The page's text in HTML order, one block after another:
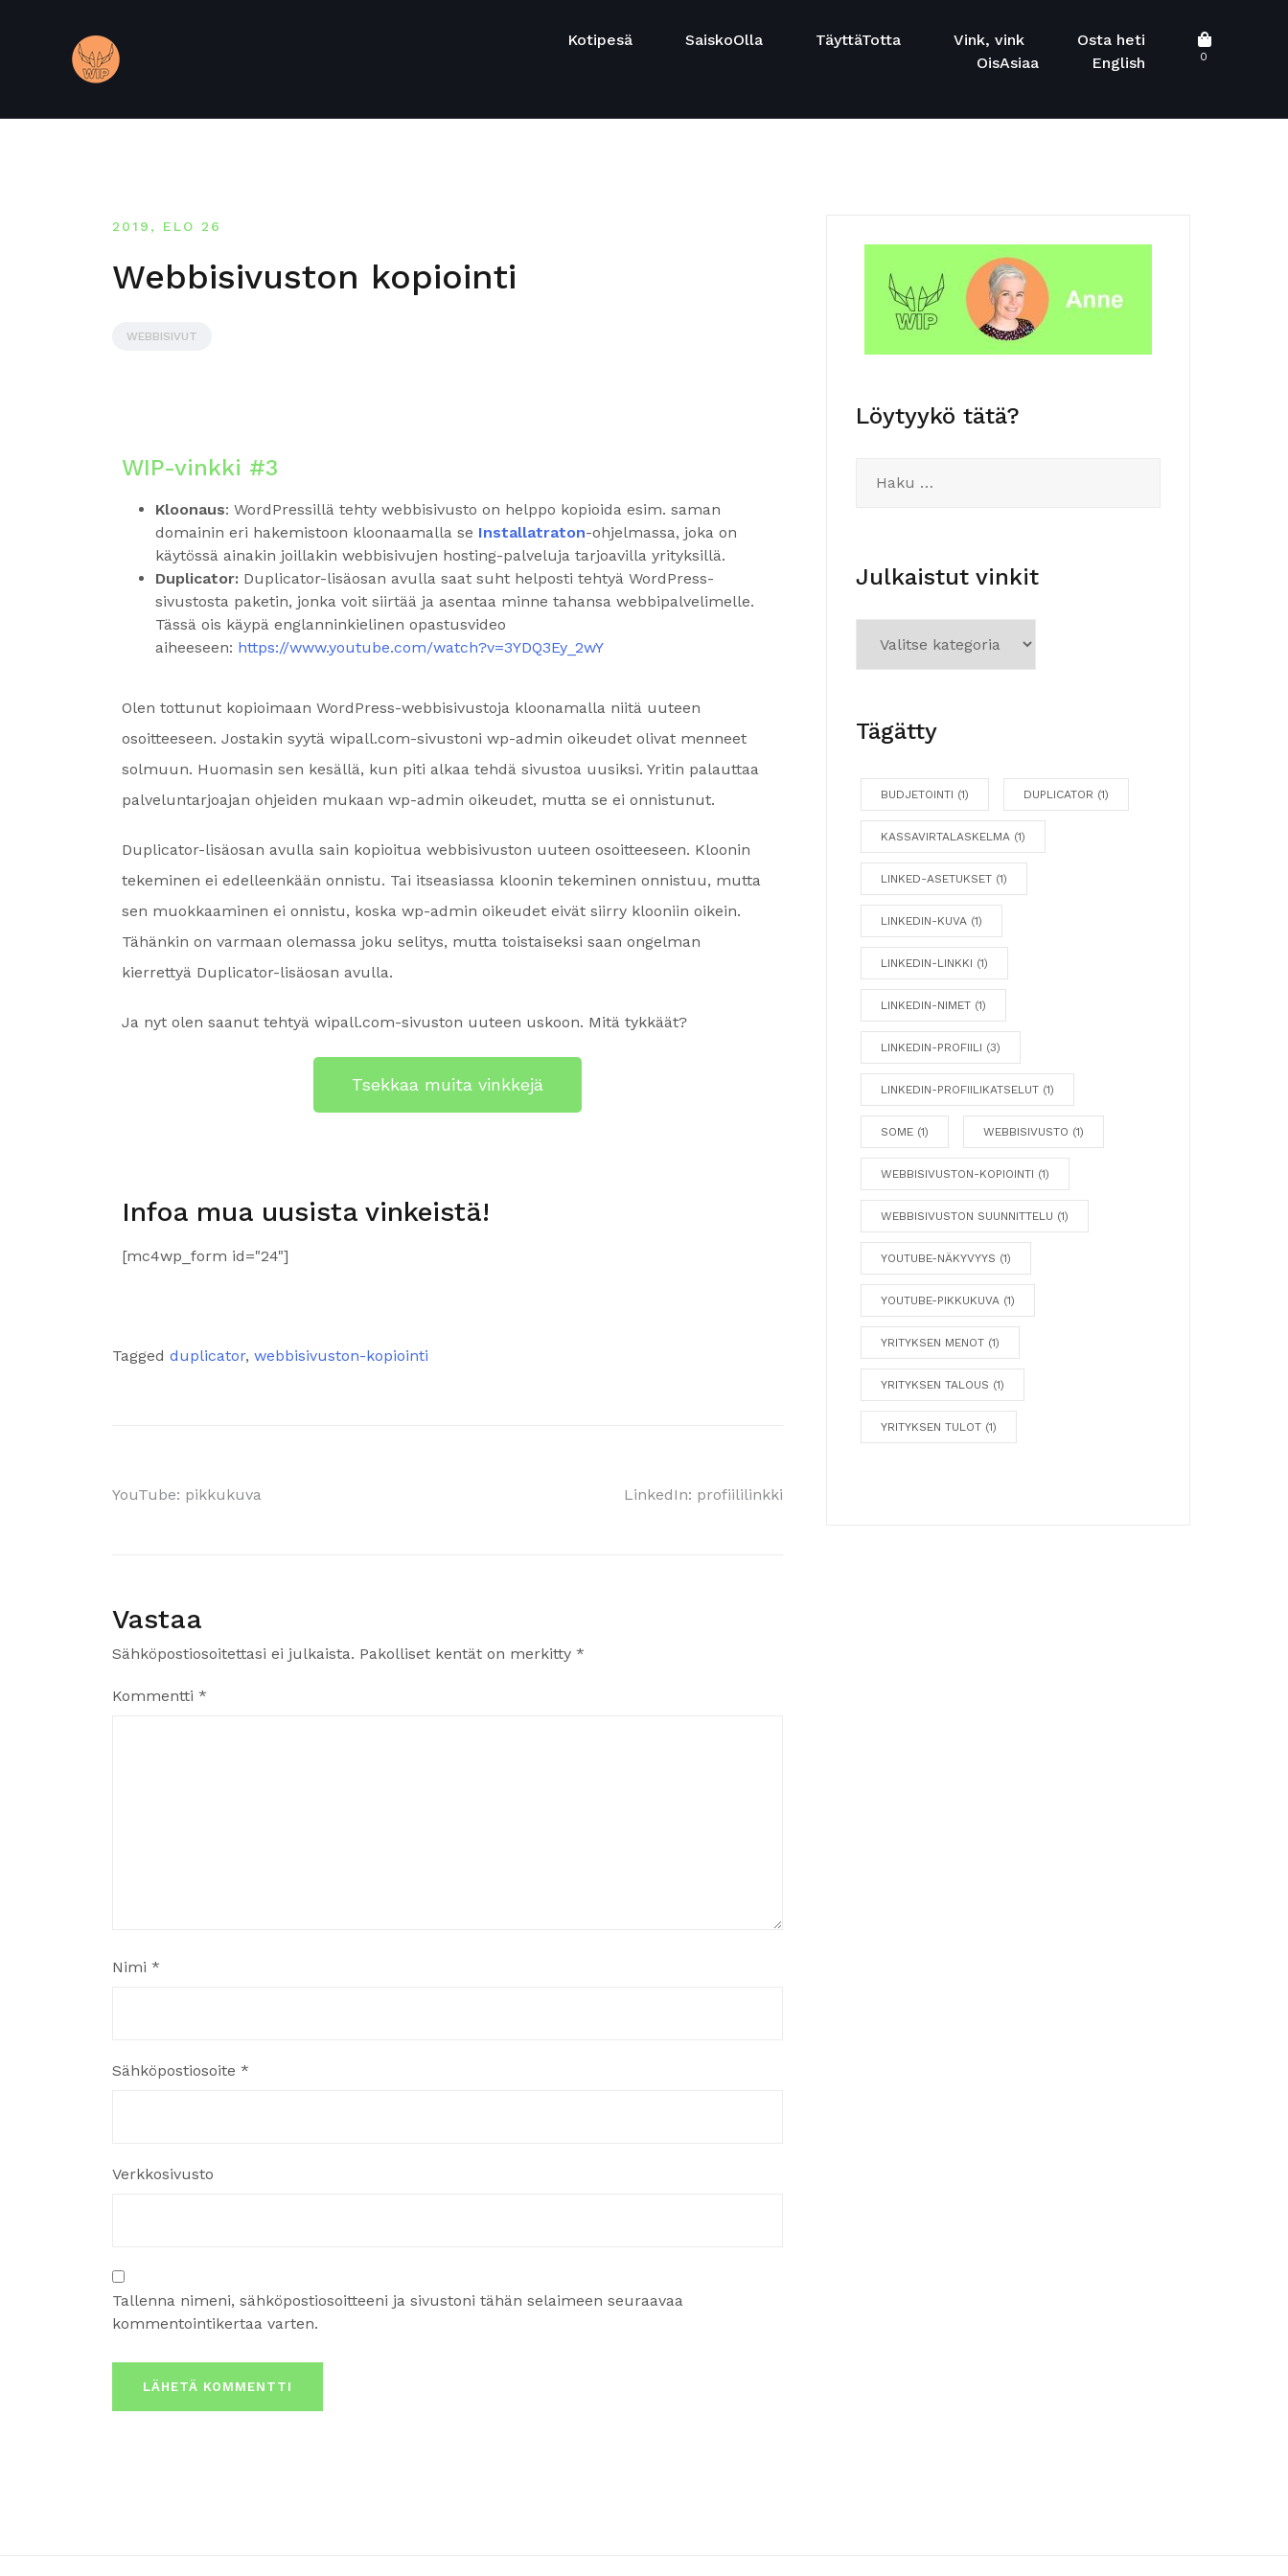
Kotipesä SaiskoOlla TäyttäTotta Vink, vink
Osta heti
OisAsiaa
English 0
2019, ELO 26
Webbisivuston kopiointi
WEBBISIVUT
WIP-vinkki #3
Kloonaus: WordPressillä tehty webbisivusto on helppo kopioida esim. saman
domainin eri hakemistoon kloonaamalla se Installatraton-ohjelmassa, joka on
käytössä ainakin joillakin webbisivujen hosting-palveluja tarjoavilla yrityksillä.
Duplicator: Duplicator-lisäosan avulla saat suht helposti tehtyä WordPress-
sivustosta paketin, jonka voit siirtää ja asentaa minne tahansa webbipalvelimelle.
Tässä ois käypä englanninkielinen opastusvideo
aiheeseen: https://www.youtube.com/watch?v=3YDQ3Ey_2wY
Olen tottunut kopioimaan WordPress-webbisivustoja kloonamalla niitä uuteen
osoitteeseen. Jostakin syytä wipall.com-sivustoni wp-admin oikeudet olivat menneet
solmuun. Huomasin sen kesällä, kun piti alkaa tehdä sivustoa uusiksi. Yritin palauttaa
palveluntarjoajan ohjeiden mukaan wp-admin oikeudet, mutta se ei onnistunut.
Duplicator-lisäosan avulla sain kopioitua webbisivuston uuteen osoitteeseen. Kloonin
tekeminen ei edelleenkään onnistu. Tai itseasiassa kloonin tekeminen onnistuu, mutta
sen muokkaaminen ei onnistu, koska wp-admin oikeudet eivät siirry klooniin oikein.
Tähänkin on varmaan olemassa joku selitys, mutta toistaiseksi saan ongelman
kierrettyä Duplicator-lisäosan avulla.
Ja nyt olen saanut tehtyä wipall.com-sivuston uuteen uskoon. Mitä tykkäät?
Tsekkaa muita vinkkejä
Infoa mua uusista vinkeistä!
[mc4wp_form id="24"]
Tagged duplicator, webbisivuston-kopiointi
YouTube: pikkukuva LinkedIn: profiililinkki
Vastaa
Sähköpostiosoitettasi ei julkaista. Pakolliset kentät on merkitty *
Kommentti *
Nimi *
Sähköpostiosoite *
Verkkosivusto
Tallenna nimeni, sähköpostiosoitteeni ja sivustoni tähän selaimeen seuraavaa
kommentointikertaa varten.
Löytyykö tätä?
Julkaistut vinkit
Tägätty
BUDJETOINTI (1) DUPLICATOR (1)
KASSAVIRTALASKELMA (1)
LINKED-ASETUKSET (1)
LINKEDIN-KUVA (1)
LINKEDIN-LINKKI (1)
LINKEDIN-NIMET (1)
LINKEDIN-PROFIILI (3)
LINKEDIN-PROFIILIKATSELUT (1)
SOME (1) WEBBISIVUSTO (1)
WEBBISIVUSTON-KOPIOINTI (1)
WEBBISIVUSTON SUUNNITTELU (1)
YOUTUBE-NÄKYVYYS (1)
YOUTUBE-PIKKUKUVA (1)
YRITYKSEN MENOT (1)
YRITYKSEN TALOUS (1)
YRITYKSEN TULOT (1)